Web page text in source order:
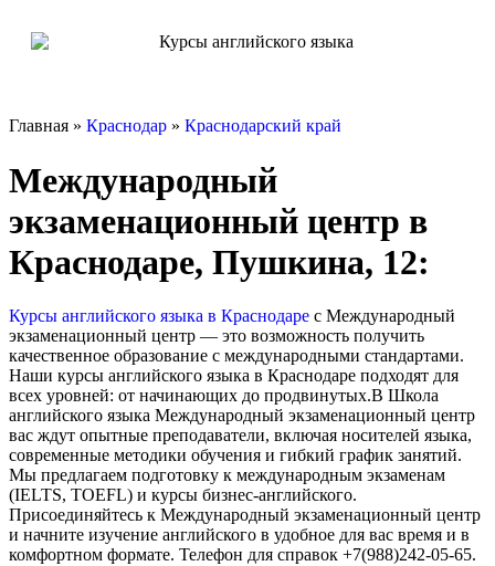
Главная » Краснодар » Краснодарский край
Международный
экзаменационный центр в
Краснодаре, Пушкина, 12:
Курсы английского языка в Краснодаре с Международный
экзаменационный центр — это возможность получить
качественное образование с международными стандартами.
Наши курсы английского языка в Краснодаре подходят для
всех уровней: от начинающих до продвинутых.В Школа
английского языка Международный экзаменационный центр
вас ждут опытные преподаватели, включая носителей языка,
современные методики обучения и гибкий график занятий.
Мы предлагаем подготовку к международным экзаменам
(IELTS, TOEFL) и курсы бизнес-английского.
Присоединяйтесь к Международный экзаменационный центр
и начните изучение английского в удобное для вас время и в
комфортном формате. Телефон для справок +7(988)242-05-65.